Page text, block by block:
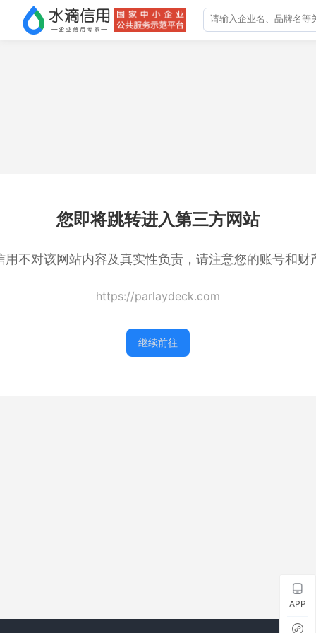
您即将跳转进入第三方网站
用不对该网站内容及真实性负责，请注意您的账号和财
https://parlaydeck.com
继续前往
APP